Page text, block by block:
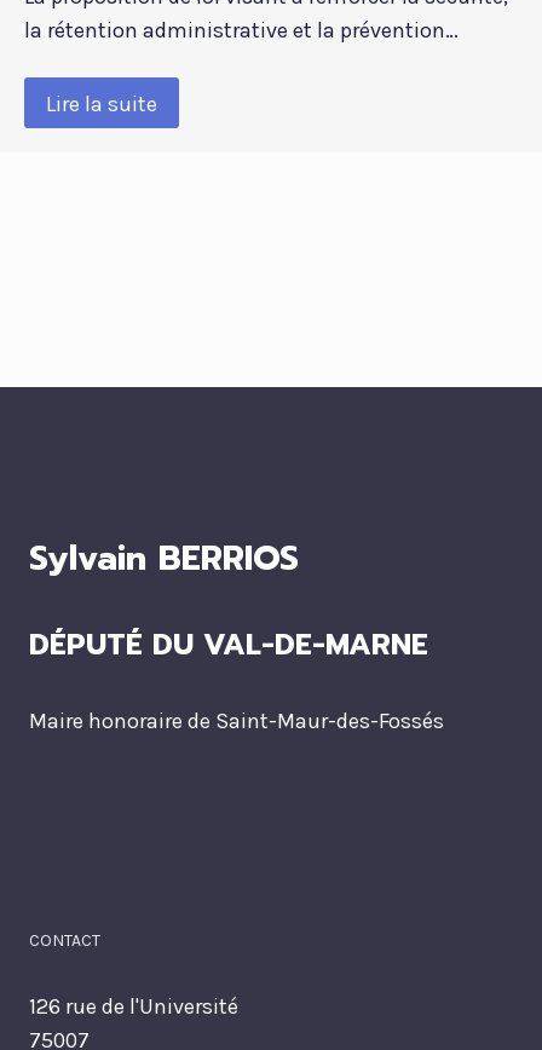
la rétention administrative et la prévention…
Lire la suite
Sylvain BERRIOS
DÉPUTÉ DU VAL-DE-MARNE
Maire honoraire de Saint-Maur-des-Fossés
CONTACT
126 rue de l'Université
75007